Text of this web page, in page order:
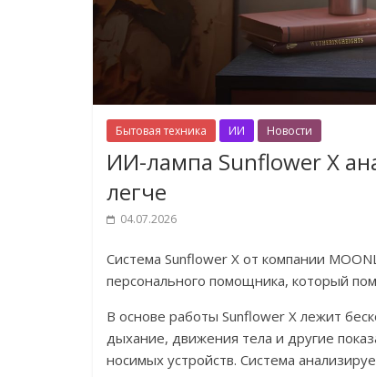
Бытовая техника ИИ Новости
ИИ-лампа Sunflower X
легче
04.07.2026
Система Sunflower X от компании
персонального помощника, который
В основе работы Sunflower X лежит
дыхание, движения тела и другие
носимых устройств. Система